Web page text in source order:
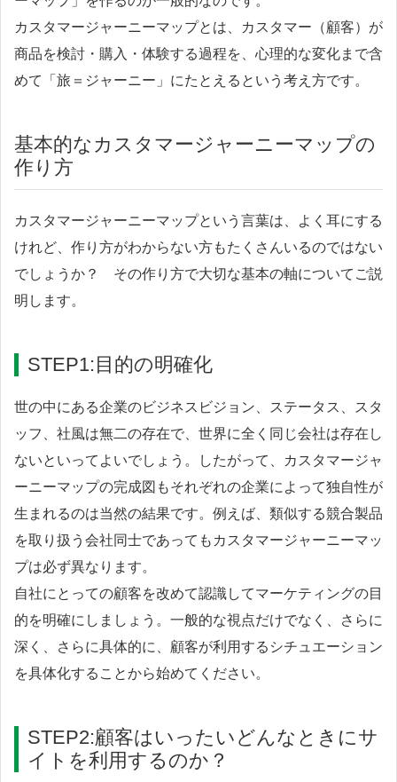
カスタマージャーニーマップとは、カスタマー（顧客）が
商品を検討・購入・体験する過程を、心理的な変化まで含
めて「旅＝ジャーニー」にたとえるという考え方です。
基本的なカスタマージャーニーマップの
作り方
カスタマージャーニーマップという言葉は、よく耳にする
けれど、作り方がわからない方もたくさんいるのではない
でしょうか？ その作り方で大切な基本の軸についてご説
明します。
STEP1:目的の明確化
世の中にある企業のビジネスビジョン、ステータス、スタ
ッフ、社風は無二の存在で、世界に全く同じ会社は存在し
ないといってよいでしょう。したがって、カスタマージャ
ーニーマップの完成図もそれぞれの企業によって独自性が
生まれるのは当然の結果です。例えば、類似する競合製品
を取り扱う会社同士であってもカスタマージャーニーマッ
プは必ず異なります。
自社にとっての顧客を改めて認識してマーケティングの目
的を明確にしましょう。一般的な視点だけでなく、さらに
深く、さらに具体的に、顧客が利用するシチュエーション
を具体化することから始めてください。
STEP2:顧客はいったいどんなときにサ
イトを利用するのか？